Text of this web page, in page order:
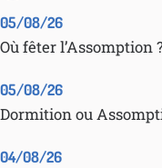
05/08/26
Où fêter l’Assomption
05/08/26
Dormition ou
04/08/26